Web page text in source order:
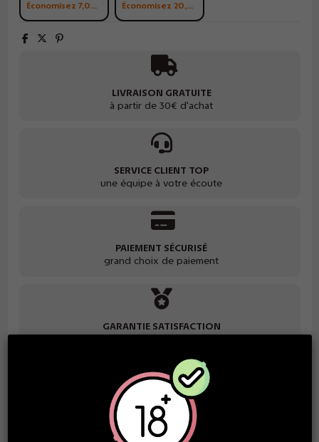
Économisez 7,00 €
Économisez 20,00 €
LIVRAISON GRATUITE
à partir de 30€ d'achat
SERVICE CLIENT TOP
une équipe à votre écoute
PAIEMENT SÉCURISÉ
grand choix de paiement
GARANTIE SATISFACTION
Vous recevrez 0,50 € en récompense lors de l'achat 1
unités de ce produit. La récompense peut être utilisée
pour payer vos prochaines commandes...